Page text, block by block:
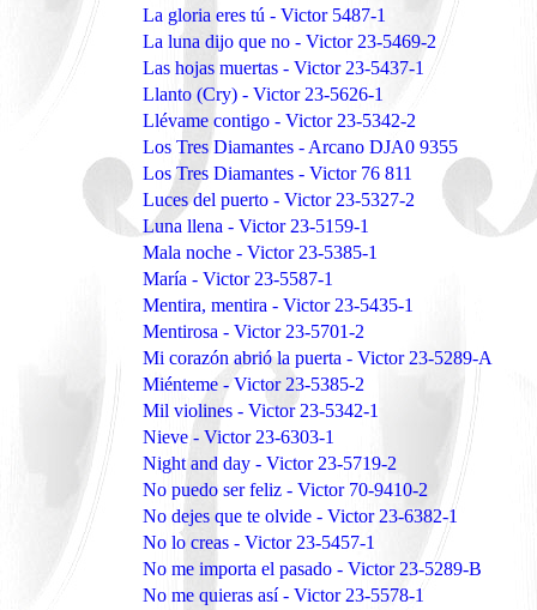
La gloria eres tú - Victor 5487-1
La luna dijo que no - Victor 23-5469-2
Las hojas muertas - Victor 23-5437-1
Llanto (Cry) - Victor 23-5626-1
Llévame contigo - Victor 23-5342-2
Los Tres Diamantes - Arcano DJA0 9355
Los Tres Diamantes - Victor 76 811
Luces del puerto - Victor 23-5327-2
Luna llena - Victor 23-5159-1
Mala noche - Victor 23-5385-1
María - Victor 23-5587-1
Mentira, mentira - Victor 23-5435-1
Mentirosa - Victor 23-5701-2
Mi corazón abrió la puerta - Victor 23-5289-A
Miénteme - Victor 23-5385-2
Mil violines - Victor 23-5342-1
Nieve - Victor 23-6303-1
Night and day - Victor 23-5719-2
No puedo ser feliz - Victor 70-9410-2
No dejes que te olvide - Victor 23-6382-1
No lo creas - Victor 23-5457-1
No me importa el pasado - Victor 23-5289-B
No me quieras así - Victor 23-5578-1